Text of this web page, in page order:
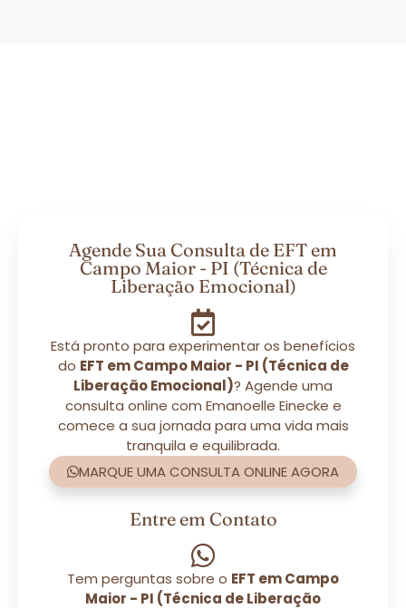
Agende Sua Consulta de EFT em
Campo Maior - PI (Técnica de
Liberação Emocional)
Está pronto para experimentar os benefícios
do EFT em Campo Maior - PI (Técnica de
Liberação Emocional)? Agende uma
consulta online com Emanoelle Einecke e
comece a sua jornada para uma vida mais
tranquila e equilibrada.
MARQUE UMA CONSULTA ONLINE AGORA
Entre em Contato
Tem perguntas sobre o EFT em Campo
Maior - PI (Técnica de Liberação